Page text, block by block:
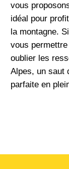
vous
idéal pour
la montagne.
vous
oublier les
Alpes, un saut
parfaite en